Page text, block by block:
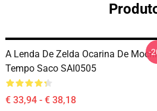
A Lenda De Zelda Ocarina De
Tempo Saco SAI0505
€ 33,94 - € 38,18
-